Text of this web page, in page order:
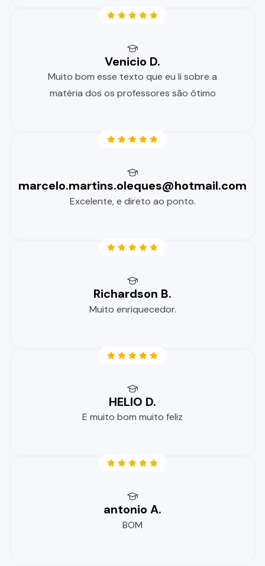
Venicio D.
Muito bom esse texto que eu li sobre a
matéria dos os professores são ótimo
marcelo.martins.oleques@hotmail.com
Excelente, e direto ao ponto.
Richardson B.
Muito enriquecedor.
HELIO D.
E muito bom muito feliz
antonio A.
BOM